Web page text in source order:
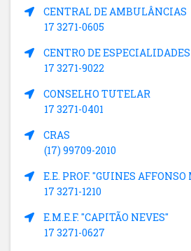
CENTRAL DE AMBULÂNCIAS
17 3271-0605
CENTRO DE ESPECIALIDADES
17 3271-9022
CONSELHO TUTELAR
17 3271-0401
CRAS
(17) 99709-2010
E.E. PROF. "GUINES AFFONSO
17 3271-1210
E.M.E.F. "CAPITÃO NEVES"
17 3271-0627